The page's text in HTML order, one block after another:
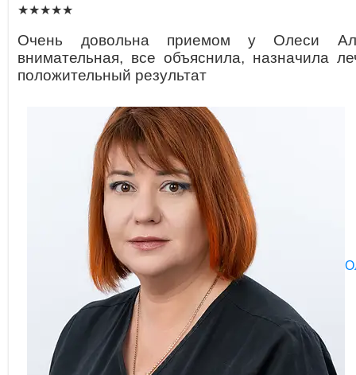
★★★★★
Очень довольна приемом у Олеси
внимательная, все объяснила, назначила
положительный результат